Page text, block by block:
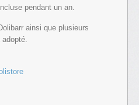
pendant un an.
ainsi que plusieurs
adopté.